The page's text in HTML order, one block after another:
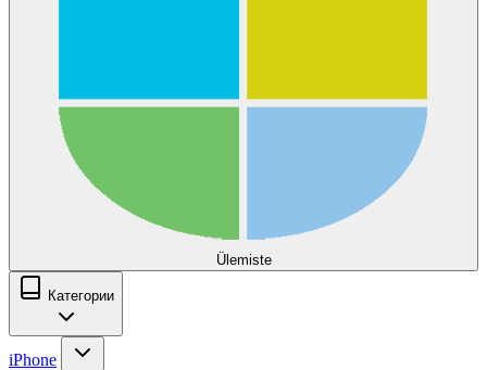
Ülemiste
Категории
iPhone